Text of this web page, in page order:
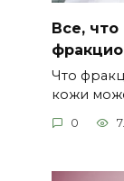
Все, что
Что
кожи
0